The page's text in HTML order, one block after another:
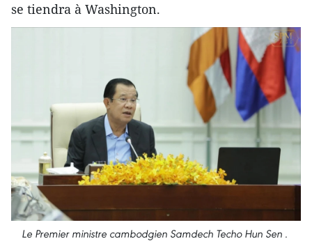
se tiendra à Washington.
Le Premier ministre cambodgien Samdech Techo Hun Sen .